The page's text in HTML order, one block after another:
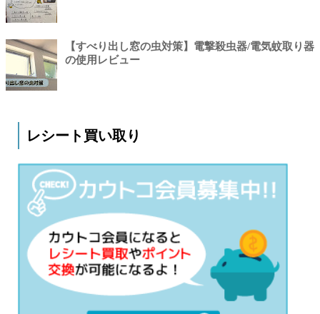
【すべり出し窓の虫対策】電撃殺虫器/電気蚊取り器
の使用レビュー
レシート買い取り